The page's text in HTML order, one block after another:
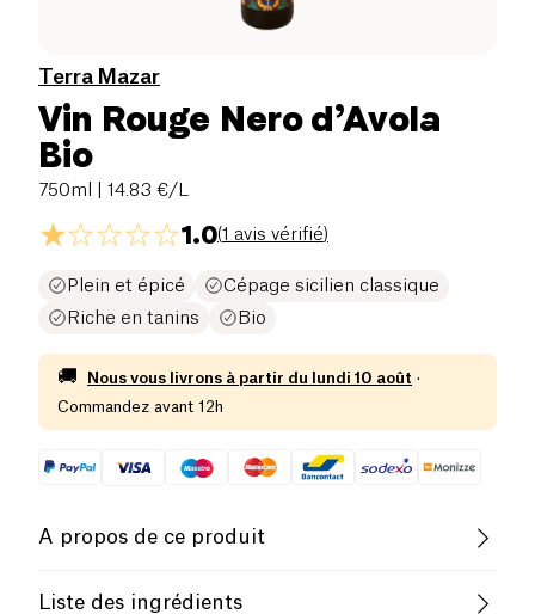
Terra Mazar
Vin Rouge Nero d’Avola
Bio
750ml | 14.83 €/L
1.0(1 avis vérifié)
Plein et épicé
Cépage sicilien classique
Riche en tanins
Bio
🚚 Nous vous livrons à partir du lundi 10 août ·
Commandez avant 12h
A propos de ce produit
Pauvre en sel
Liste des ingrédients